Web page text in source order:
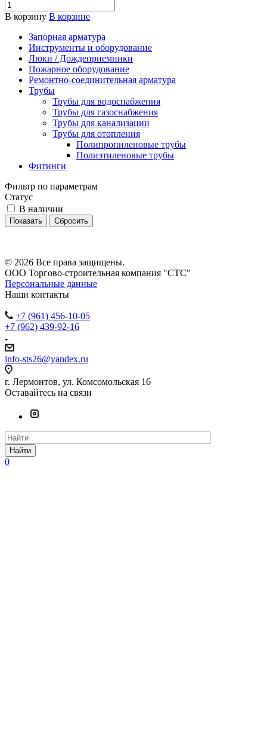
В корзину В корзине
Запорная арматура
Инструменты и оборудование
Люки / Дождеприемники
Пожарное оборудование
Ремонтно-соединительная арматура
Трубы
Трубы для водоснабжения
Трубы для газоснабжения
Трубы для канализации
Трубы для отопления
Полипропиленовые трубы
Полиэтиленовые трубы
Фитинги
Фильтр по параметрам
Статус
В наличии
Сбросить
© 2026 Все права защищены.
ООО Торгово-строительная компания "СТС"
Персональные данные
Наши контакты
+7 (961) 456-10-05
+7 (962) 439-92-16
info-sts26@yandex.ru
г. Лермонтов, ул. Комсомольская 16
Оставайтесь на связи
Найти
0